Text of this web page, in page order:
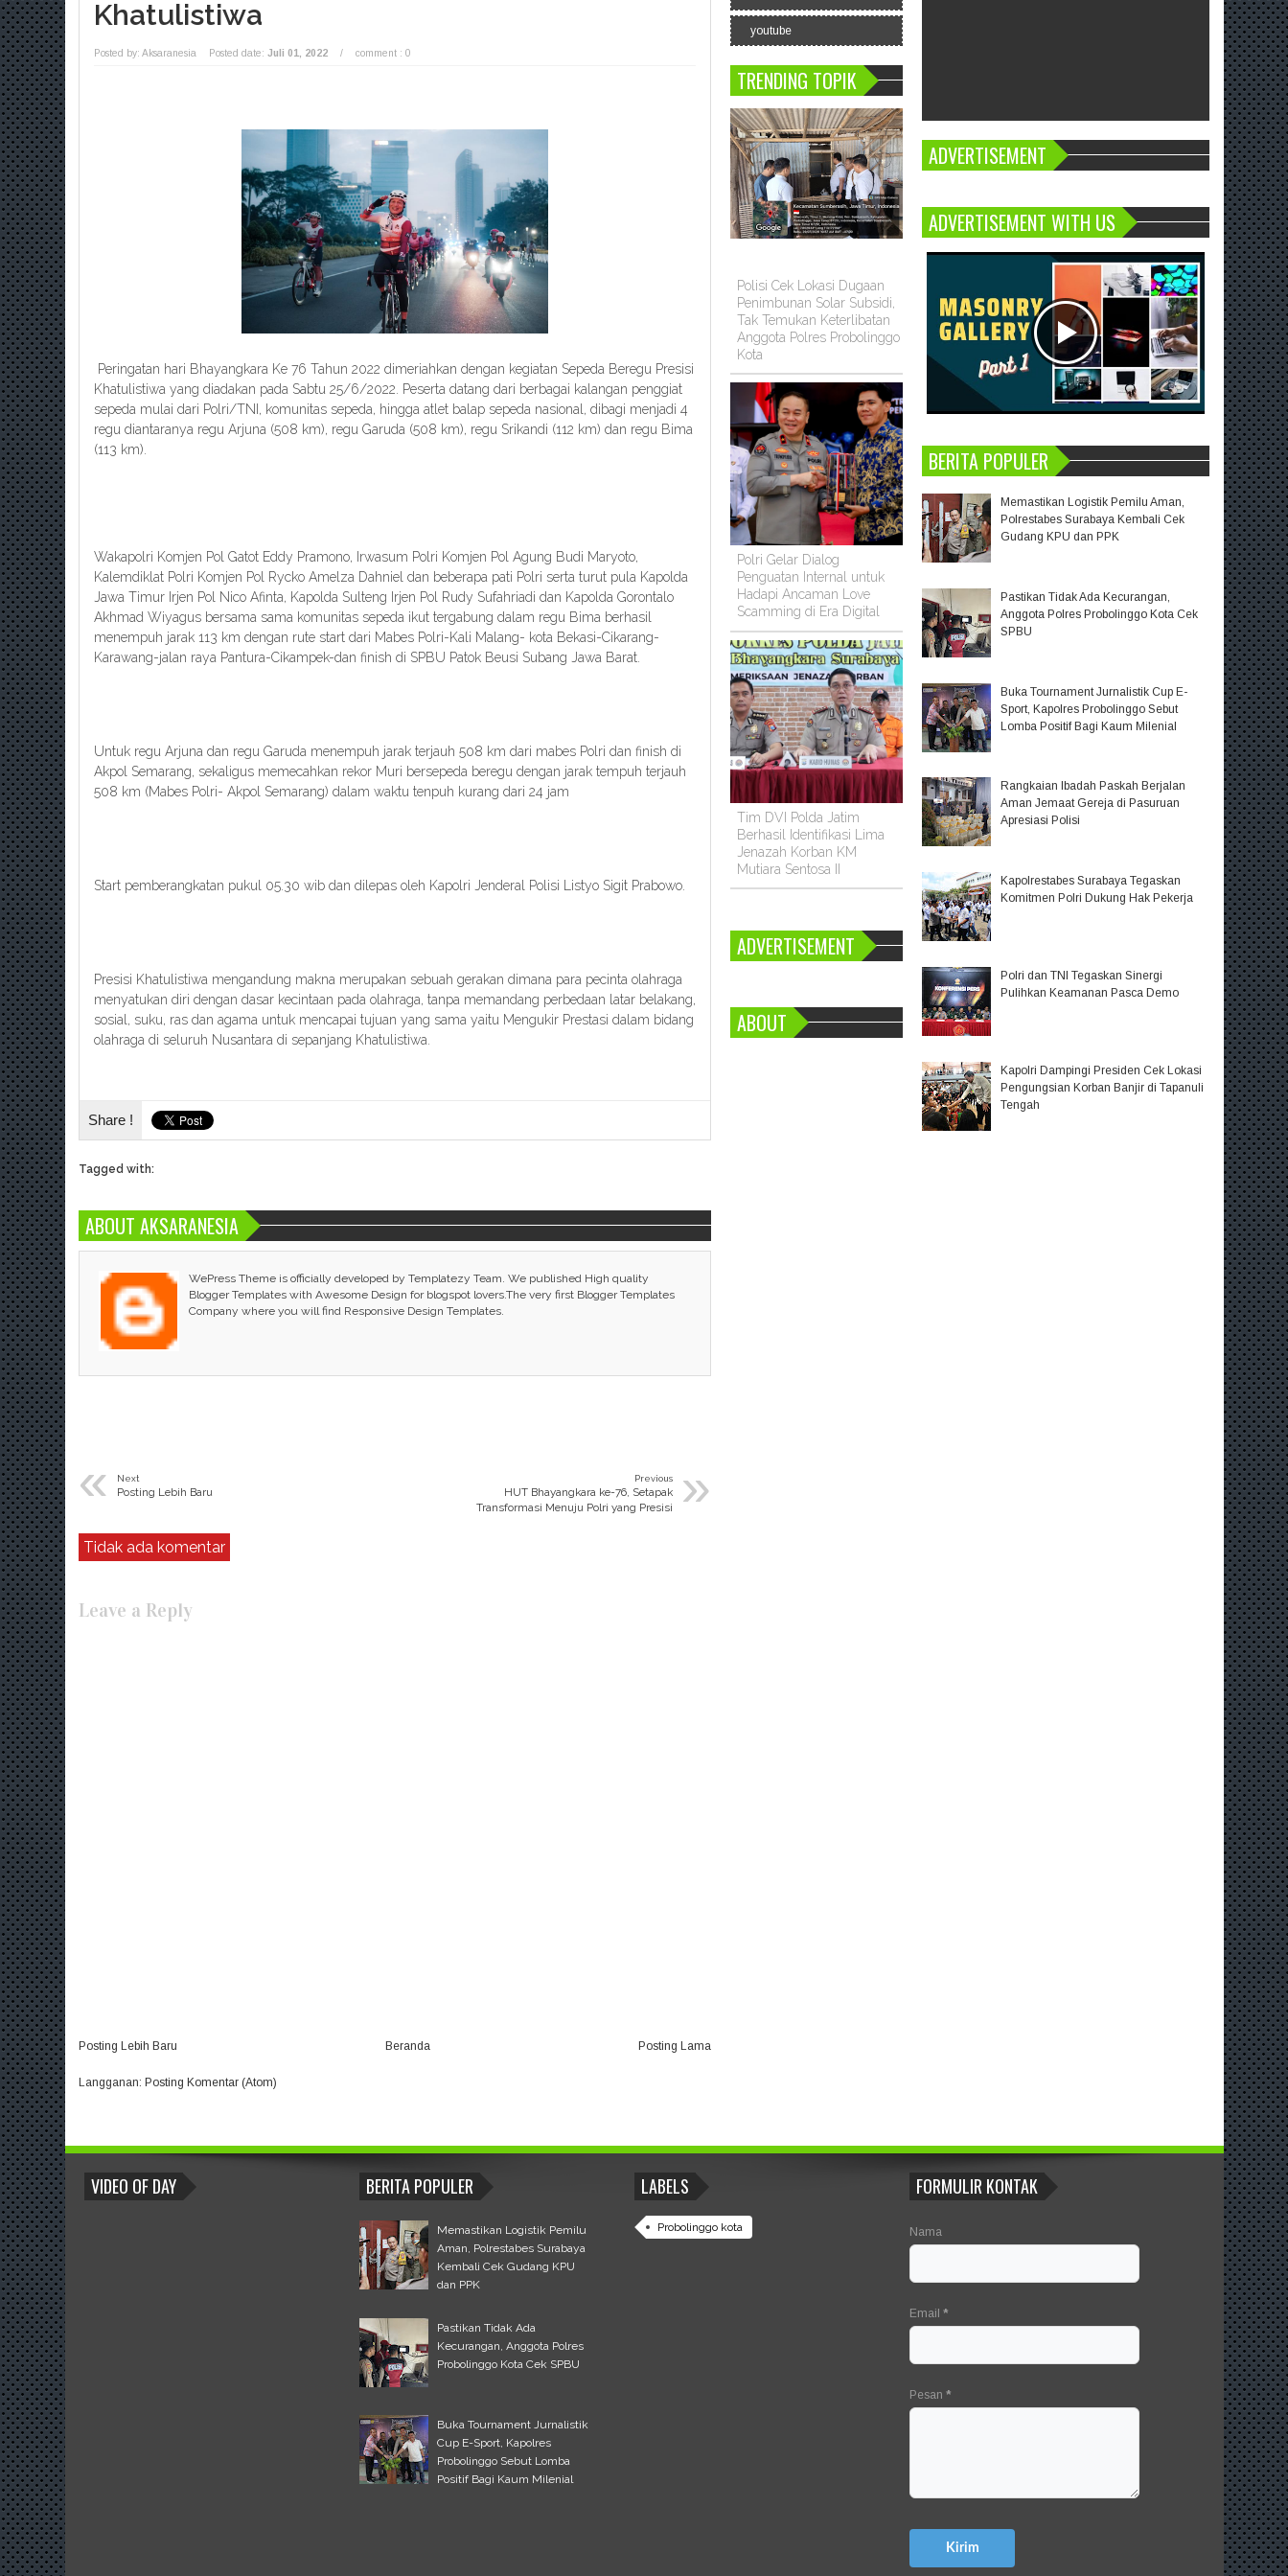
Khatulistiwa
Posted by: Aksaranesia Posted date: Juli 01, 2022 / comment : 0
Peringatan hari Bhayangkara Ke 76 Tahun 2022 dimeriahkan dengan kegiatan Sepeda Beregu Presisi
Khatulistiwa yang diadakan pada Sabtu 25/6/2022. Peserta datang dari berbagai kalangan penggiat
sepeda mulai dari Polri/TNI, komunitas sepeda, hingga atlet balap sepeda nasional, dibagi menjadi 4
regu diantaranya regu Arjuna (508 km), regu Garuda (508 km), regu Srikandi (112 km) dan regu Bima
(113 km).
Wakapolri Komjen Pol Gatot Eddy Pramono, Irwasum Polri Komjen Pol Agung Budi Maryoto,
Kalemdiklat Polri Komjen Pol Rycko Amelza Dahniel dan beberapa pati Polri serta turut pula Kapolda
Jawa Timur Irjen Pol Nico Afinta, Kapolda Sulteng Irjen Pol Rudy Sufahriadi dan Kapolda Gorontalo
Akhmad Wiyagus bersama sama komunitas sepeda ikut tergabung dalam regu Bima berhasil
menempuh jarak 113 km dengan rute start dari Mabes Polri-Kali Malang- kota Bekasi-Cikarang-
Karawang-jalan raya Pantura-Cikampek-dan finish di SPBU Patok Beusi Subang Jawa Barat.
Untuk regu Arjuna dan regu Garuda menempuh jarak terjauh 508 km dari mabes Polri dan finish di
Akpol Semarang, sekaligus memecahkan rekor Muri bersepeda beregu dengan jarak tempuh terjauh
508 km (Mabes Polri- Akpol Semarang) dalam waktu tenpuh kurang dari 24 jam
Start pemberangkatan pukul 05.30 wib dan dilepas oleh Kapolri Jenderal Polisi Listyo Sigit Prabowo.
Presisi Khatulistiwa mengandung makna merupakan sebuah gerakan dimana para pecinta olahraga
menyatukan diri dengan dasar kecintaan pada olahraga, tanpa memandang perbedaan latar belakang,
sosial, suku, ras dan agama untuk mencapai tujuan yang sama yaitu Mengukir Prestasi dalam bidang
olahraga di seluruh Nusantara di sepanjang Khatulistiwa.
Share !
Tagged with:
ABOUT AKSARANESIA
WePress Theme is officially developed by Templatezy Team. We published High quality
Blogger Templates with Awesome Design for blogspot lovers.The very first Blogger Templates
Company where you will find Responsive Design Templates.
« Next
Posting Lebih Baru »
Previous
HUT Bhayangkara ke-76, Setapak
Transformasi Menuju Polri yang Presisi
Tidak ada komentar
Leave a Reply
Posting Lebih Baru Posting Lama
Beranda
Langganan: Posting Komentar (Atom)
youtube
TRENDING TOPIK
Polisi Cek Lokasi Dugaan
Penimbunan Solar Subsidi,
Tak Temukan Keterlibatan
Anggota Polres Probolinggo
Kota
Polri Gelar Dialog
Penguatan Internal untuk
Hadapi Ancaman Love
Scamming di Era Digital
Tim DVI Polda Jatim
Berhasil Identifikasi Lima
Jenazah Korban KM
Mutiara Sentosa II
ADVERTISEMENT
ABOUT
ADVERTISEMENT
ADVERTISEMENT WITH US
BERITA POPULER
Memastikan Logistik Pemilu Aman,
Polrestabes Surabaya Kembali Cek
Gudang KPU dan PPK
Pastikan Tidak Ada Kecurangan,
Anggota Polres Probolinggo Kota Cek
SPBU
Buka Tournament Jurnalistik Cup E-
Sport, Kapolres Probolinggo Sebut
Lomba Positif Bagi Kaum Milenial
Rangkaian Ibadah Paskah Berjalan
Aman Jemaat Gereja di Pasuruan
Apresiasi Polisi
Kapolrestabes Surabaya Tegaskan
Komitmen Polri Dukung Hak Pekerja
Polri dan TNI Tegaskan Sinergi
Pulihkan Keamanan Pasca Demo
Kapolri Dampingi Presiden Cek Lokasi
Pengungsian Korban Banjir di Tapanuli
Tengah
BLOGROLL
VIDEO OF DAY BERITA POPULER
Memastikan Logistik Pemilu
Aman, Polrestabes Surabaya
Kembali Cek Gudang KPU
dan PPK
Pastikan Tidak Ada
Kecurangan, Anggota Polres
Probolinggo Kota Cek SPBU
Buka Tournament Jurnalistik
Cup E-Sport, Kapolres
Probolinggo Sebut Lomba
Positif Bagi Kaum Milenial
LABELS
Probolinggo kota
FORMULIR KONTAK
Nama
Email*
Pesan*